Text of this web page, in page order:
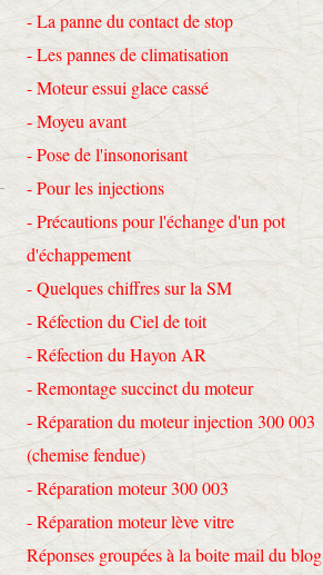
- La panne du contact de stop
- Les pannes de climatisation
- Moteur essui glace cassé
- Moyeu avant
- Pose de l'insonorisant
- Pour les injections
- Précautions pour l'échange d'un pot
d'échappement
- Quelques chiffres sur la SM
- Réfection du Ciel de toit
- Réfection du Hayon AR
- Remontage succinct du moteur
- Réparation du moteur injection 300 003
(chemise fendue)
- Réparation moteur 300 003
- Réparation moteur lève vitre
Réponses groupées à la boite mail du blog